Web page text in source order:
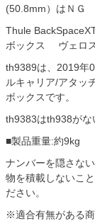
(50.8mm）はＮＧ
Thule
ボックス ヴェロ
th9389は、2019年
ルキャリア/アタッ
ボックスです。
th9383はth938がな
■製品重量:約9kg
ナンバーを隠さな
物を積載しないこ
ださい。
※適合有無がある